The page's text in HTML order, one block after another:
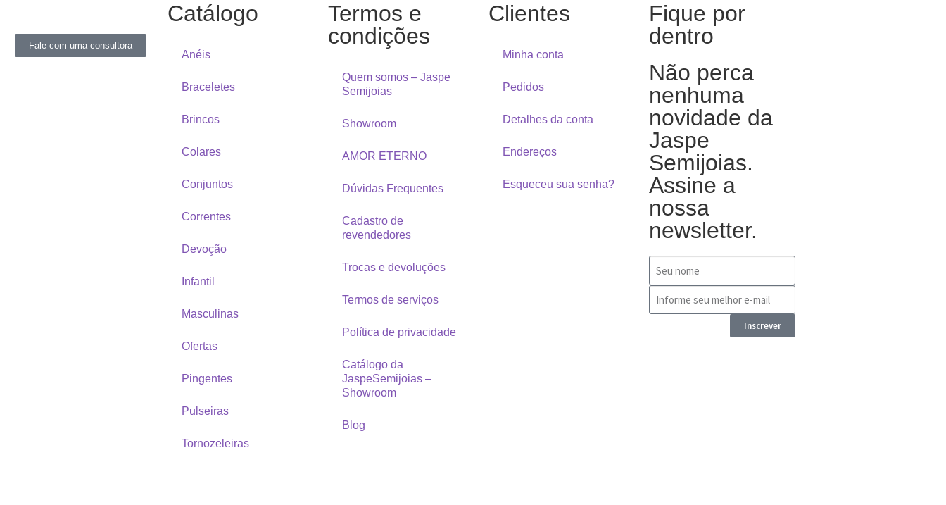
Fale com uma consultora
Catálogo
Anéis
Braceletes
Brincos
Colares
Conjuntos
Correntes
Devoção
Infantil
Masculinas
Ofertas
Pingentes
Pulseiras
Tornozeleiras
Termos e
condições
Quem somos – Jaspe
Semijoias
Showroom
AMOR ETERNO
Dúvidas Frequentes
Cadastro de
revendedores
Trocas e devoluções
Termos de serviços
Política de privacidade
Catálogo da
JaspeSemijoias –
Showroom
Blog
Clientes
Minha conta
Pedidos
Detalhes da conta
Endereços
Esqueceu sua senha?
Fique por
dentro
Não perca
nenhuma
novidade da
Jaspe
Semijoias.
Assine a
nossa
newsletter.
Inscrever